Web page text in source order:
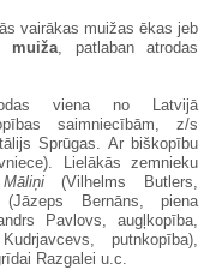
vairākas muižas ēkas jeb
muiža, patlaban atrodas
viena no Latvijā
saimniecībām, z/s
Sprūgas. Ar biškopību
Lielākās zemnieku
Māliņi(Vilhelms Butlers,
(Jāzeps Bernāns, piena
Pavlovs, augļkopība,
putnkopība),
Razgalei u.c.